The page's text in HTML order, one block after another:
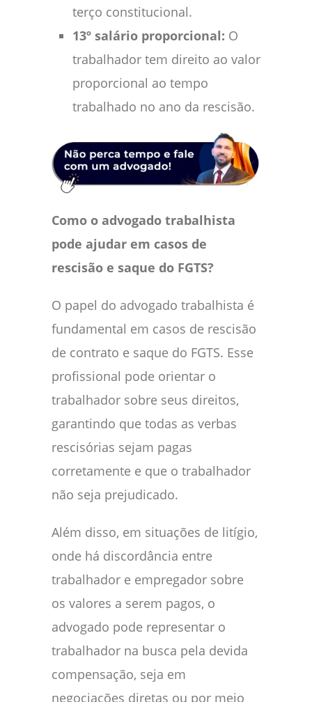
terço constitucional.
13º salário proporcional: O
trabalhador tem direito ao valor
proporcional ao tempo
trabalhado no ano da rescisão.
Como o advogado trabalhista
pode ajudar em casos de
rescisão e saque do FGTS?
O papel do advogado trabalhista é
fundamental em casos de rescisão
de contrato e saque do FGTS. Esse
profissional pode orientar o
trabalhador sobre seus direitos,
garantindo que todas as verbas
rescisórias sejam pagas
corretamente e que o trabalhador
não seja prejudicado.
Além disso, em situações de litígio,
onde há discordância entre
trabalhador e empregador sobre
os valores a serem pagos, o
advogado pode representar o
trabalhador na busca pela devida
compensação, seja em
negociações diretas ou por meio